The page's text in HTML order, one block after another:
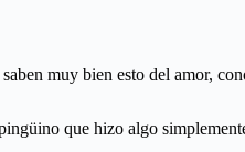
muy bien esto del amor,
que hizo algo